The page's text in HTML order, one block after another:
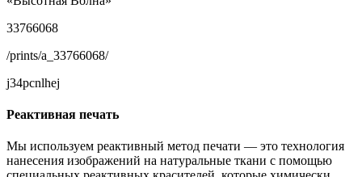
33766068
/prints/a_33766068/
j34pcnlhej
Реактивная печать
Мы используем реактивный метод печати — это технология
нанесения изображений на натуральные ткани с помощью